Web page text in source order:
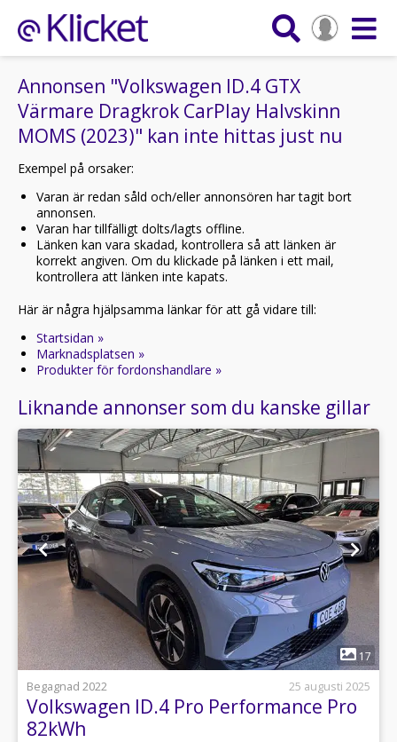
Annonsen "Volkswagen ID.4 GTX
Värmare Dragkrok CarPlay Halvskinn
MOMS (2023)" kan inte hittas just nu
Exempel på orsaker:
Varan är redan såld och/eller annonsören har tagit bort
annonsen.
Varan har tillfälligt dolts/lagts offline.
Länken kan vara skadad, kontrollera så att länken är
korrekt angiven. Om du klickade på länken i ett mail,
kontrollera att länken inte kapats.
Här är några hjälpsamma länkar för att gå vidare till:
Startsidan »
Marknadsplatsen »
Produkter för fordonshandlare »
Liknande annonser som du kanske gillar
1
17
Begagnad 2022
25 augusti 2025
Volkswagen ID.4 Pro Performance Pro
82kWh